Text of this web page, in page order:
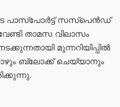
പാസ്‌പോർട്ട് സസ്പെൻഡ്
താമസ വിലാസം
മുന്നറിയിപ്പിൽ
ബ്ലോക്ക് ചെയ്യാനും